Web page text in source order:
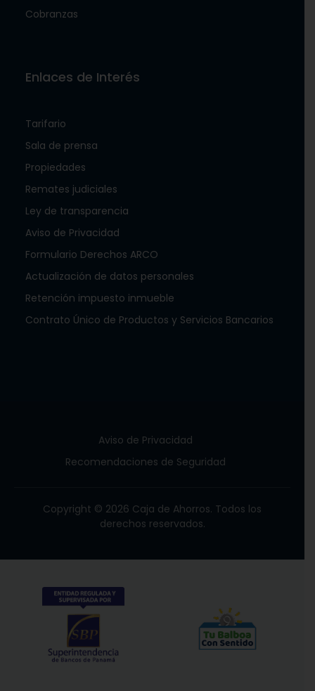
Cobranzas
Enlaces de Interés
Tarifario
Sala de prensa
Propiedades
Remates judiciales
Ley de transparencia
Aviso de Privacidad
Formulario Derechos ARCO
Actualización de datos personales
Retención impuesto inmueble
Contrato Único de Productos y Servicios Bancarios
Aviso de Privacidad
Recomendaciones de Seguridad
Copyright © 2026 Caja de Ahorros. Todos los
derechos reservados.